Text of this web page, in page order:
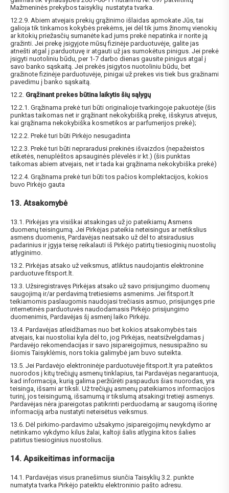
Mažmeninės prekybos taisyklių nustatyta tvarka.
12.2.9. Abiem atvejais prekių grąžinimo išlaidas apmokate Jūs, tai
galioja tik tinkamos kokybės prekėms, jei dėl tik jums žinomų vienokių
ar kitokių priežasčių sumanėte kad jums prekė nepatinka ir norite ją
gražinti. Jei prekę įsigyjote mūsų fizinėje parduotuvėje, galite jas
atnešti atgal į parduotuvę ir atgauti už jas sumokėtus pinigus. Jei prekė
įsigyti nuotoliniu būdu, per 1-7 darbo dienas gausite pinigus atgal į
savo banko sąskaitą. Jei prekės įsigytos nuotoliniu būdu, bet
gražinote fizinėje parduotuvėje, pinigai už prekes vis tiek bus gražinami
pavedimu į banko sąskaitą.
12.2. Grąžinant prekes būtina laikytis šių sąlygų
12.2.1. Grąžinama prekė turi būti originalioje tvarkingoje pakuotėje (šis
punktas taikomas net ir grąžinant nekokybišką prekę, išskyrus atvejus,
kai grąžinama nekokybiška kosmetikos ar parfumerijos prekė);
12.2.2. Prekė turi būti Pirkėjo nesugadinta
12.2.3. Prekė turi būti nepraradusi prekinės išvaizdos (nepažeistos
etiketės, nenuplėštos apsauginės plėvelės ir kt.) (šis punktas
taikomas abiem atvejais, net ir tada kai grąžinama nekokybiška prekė)
12.2.4. Grąžinama prekė turi būti tos pačios komplektacijos, kokios
buvo Pirkėjo gauta
13. Atsakomybė
13.1. Pirkėjas yra visiškai atsakingas už jo pateikiamų Asmens
duomenų teisingumą. Jei Pirkėjas pateikia neteisingus ar netikslius
asmens duomenis, Pardavėjas neatsako už dėl to atsiradusius
padarinius ir įgyja teisę reikalauti iš Pirkėjo patirtų tiesioginių nuostolių
atlyginimo.
13.2. Pirkėjas atsako už veiksmus, atliktus naudojantis elektronine
parduotuve fitsport.lt.
13.3. Užsiregistravęs Pirkėjas atsako už savo prisijungimo duomenų
saugojimą ir/ar perdavimą tretiesiems asmenims. Jei fitsport.lt
teikiamomis paslaugomis naudojasi trečiasis asmuo, prisijungęs prie
internetinės parduotuvės naudodamasis Pirkėjo prisijungimo
duomenimis, Pardavėjas šį asmenį laiko Pirkėju.
13.4. Pardavėjas atleidžiamas nuo bet kokios atsakomybės tais
atvejais, kai nuostoliai kyla dėl to, jog Pirkėjas, neatsižvelgdamas į
Pardavėjo rekomendacijas ir savo įsipareigojimus, nesusipažino su
šiomis Taisyklėmis, nors tokia galimybė jam buvo suteikta.
13.5. Jei Pardavėjo elektroninėje parduotuvėje fitsport.lt yra pateiktos
nuorodos į kitų trečiųjų asmenų tinklapius, tai Pardavėjas negarantuoja,
kad informacija, kurią galima peržiūrėti paspaudus šias nuorodas, yra
teisinga, išsami ar tiksli. Už trečiųjų asmenų pateikiamos informacijos
turinį, jos teisingumą, išsamumą ir tikslumą atsakingi tretieji asmenys.
Pardavėjas nėra įpareigotas patikrinti perduodamą ar saugomą išorinę
informaciją arba nustatyti neteisėtus veiksmus.
13.6. Dėl pirkimo-pardavimo užsakymo įsipareigojimų nevykdymo ar
netinkamo vykdymo kilus žalai, kaltoji šalis atlygina kitos šalies
patirtus tiesioginius nuostolius.
14. Apsikeitimas informacija
14.1. Pardavėjas visus pranešimus siunčia Taisyklių 3.2. punkte
numatyta tvarka Pirkėjo pateiktu elektroninio pašto adresu.